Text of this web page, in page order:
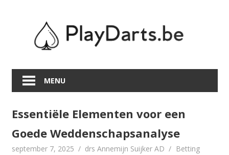
MENU
Essentiële Elementen voor een
Goede Weddenschapsanalyse
september 7, 2025 drs Annemijn Suijker AD
Betting